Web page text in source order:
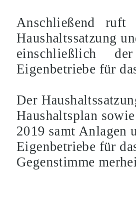
Anschließend
Haushaltssatzung
einschließlich der
Eigenbetriebe für
Der
Haushaltsplan
2019 samt Anlagen
Eigenbetriebe für
Gegenstimme